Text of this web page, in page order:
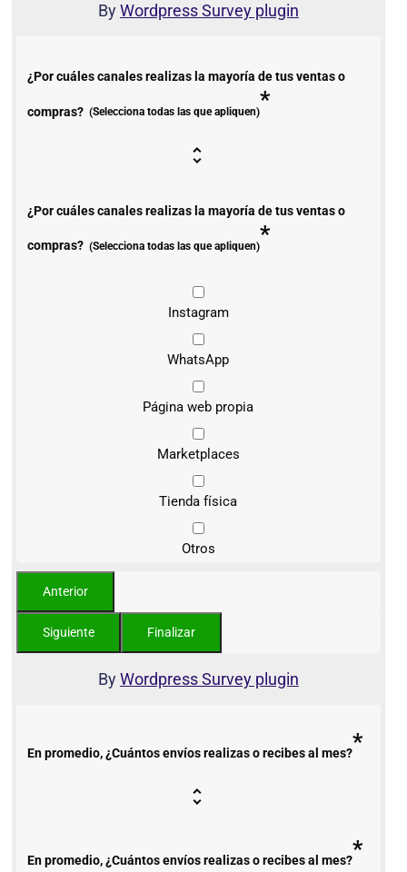
ByWordpress Survey plugin
¿Por cuáles canales realizas la mayoría de tus ventas o
compras? (Selecciona todas las que apliquen)*
¿Por cuáles canales realizas la mayoría de tus ventas o
compras? (Selecciona todas las que apliquen)*
Instagram
WhatsApp
Página web propia
Marketplaces
Tienda física
Otros
ByWordpress Survey plugin
En promedio, ¿Cuántos envíos realizas o recibes al mes?*
En promedio, ¿Cuántos envíos realizas o recibes al mes?*